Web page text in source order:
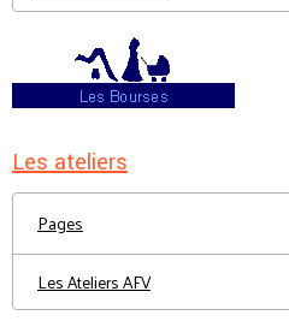
Les ateliers
Pages
Les Ateliers AFV